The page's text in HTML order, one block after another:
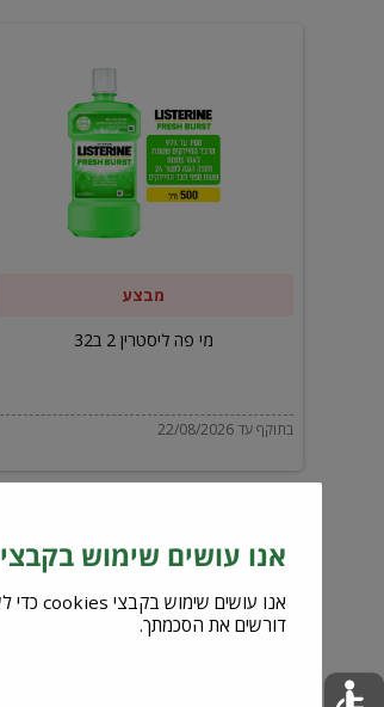
ליסטרין
מבצע
מי פה ליסטרין 2 ב32
בתוקף עד 22/08/2026
אנו עושים שימוש בקבצי cookies כדי לשפר את השירות וחוויית המשתמש
דורשים את הסכמתך.